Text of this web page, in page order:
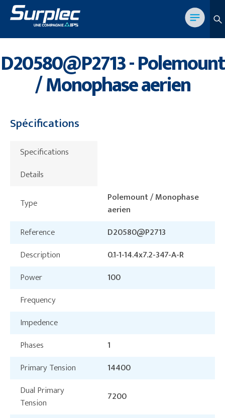
D20580@P2713 - Polemount
/ Monophase aerien
Spécifications
Specifications
Details
Type
Polemount / Monophase
aerien
Reference
D20580@P2713
Description
0.1-1-14.4x7.2-347-A-R
Power
100
Frequency
Impedence
Phases
1
Primary Tension
14400
Dual Primary
Tension
7200